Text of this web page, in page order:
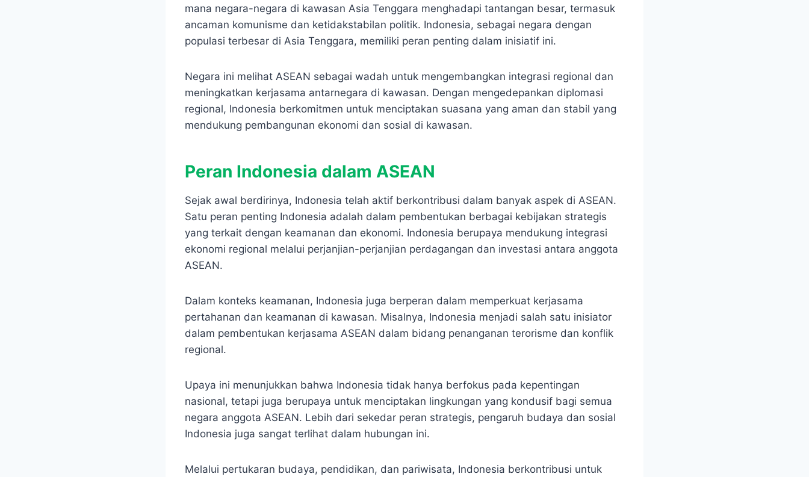
mana negara-negara di kawasan Asia Tenggara menghadapi tantangan besar, termasuk
ancaman komunisme dan ketidakstabilan politik. Indonesia, sebagai negara dengan
populasi terbesar di Asia Tenggara, memiliki peran penting dalam inisiatif ini.
Negara ini melihat ASEAN sebagai wadah untuk mengembangkan integrasi regional dan
meningkatkan kerjasama antarnegara di kawasan. Dengan mengedepankan diplomasi
regional, Indonesia berkomitmen untuk menciptakan suasana yang aman dan stabil yang
mendukung pembangunan ekonomi dan sosial di kawasan.
Peran Indonesia dalam ASEAN
Sejak awal berdirinya, Indonesia telah aktif berkontribusi dalam banyak aspek di ASEAN.
Satu peran penting Indonesia adalah dalam pembentukan berbagai kebijakan strategis
yang terkait dengan keamanan dan ekonomi. Indonesia berupaya mendukung integrasi
ekonomi regional melalui perjanjian-perjanjian perdagangan dan investasi antara anggota
ASEAN.
Dalam konteks keamanan, Indonesia juga berperan dalam memperkuat kerjasama
pertahanan dan keamanan di kawasan. Misalnya, Indonesia menjadi salah satu inisiator
dalam pembentukan kerjasama ASEAN dalam bidang penanganan terorisme dan konflik
regional.
Upaya ini menunjukkan bahwa Indonesia tidak hanya berfokus pada kepentingan
nasional, tetapi juga berupaya untuk menciptakan lingkungan yang kondusif bagi semua
negara anggota ASEAN. Lebih dari sekedar peran strategis, pengaruh budaya dan sosial
Indonesia juga sangat terlihat dalam hubungan ini.
Melalui pertukaran budaya, pendidikan, dan pariwisata, Indonesia berkontribusi untuk